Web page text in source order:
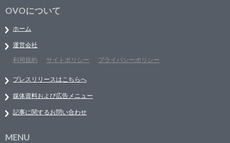
OVOについて
ホーム
運営会社
利用規約
サイトポリシー プライバシーポリシー
プレスリリースはこちらへ
媒体資料および広告メニュー
記事に関するお問い合わせ
MENU